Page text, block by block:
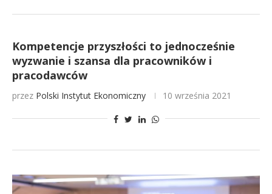
Kompetencje przyszłości to jednocześnie
wyzwanie i szansa dla pracowników i
pracodawców
przez Polski Instytut Ekonomiczny 10 września 2021